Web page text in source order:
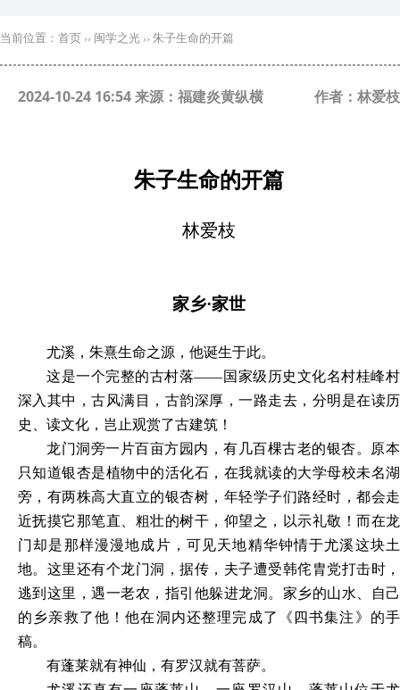
当前位置： 首页 ›› 闽学之光 ›› 朱子生命的开篇
2024-10-24 16:54 来源：福建炎黄纵横 作者：林爱枝
朱子生命的开篇
林爱枝
家乡·家世
尤溪，朱熹生命之源，他诞生于此。
这是一个完整的古村落――国家级历史文化名村桂峰村
深入其中，古风满目，古韵深厚，一路走去，分明是在读历
史、读文化，岂止观赏了古建筑！
龙门洞旁一片百亩方园内，有几百棵古老的银杏。原本
只知道银杏是植物中的活化石，在我就读的大学母校未名湖
旁，有两株高大直立的银杏树，年轻学子们路经时，都会走
近抚摸它那笔直、粗壮的树干，仰望之，以示礼敬！而在龙
门却是那样漫漫地成片，可见天地精华钟情于尤溪这块土
地。这里还有个龙门洞，据传，夫子遭受韩侘胄党打击时，
逃到这里，遇一老农，指引他躲进龙洞。家乡的山水、自己
的乡亲救了他！他在洞内还整理完成了《四书集注》的手
稿。
有蓬莱就有神仙，有罗汉就有菩萨。